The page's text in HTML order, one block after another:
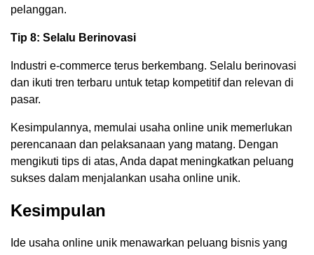
pelanggan.
Tip 8: Selalu Berinovasi
Industri e-commerce terus berkembang. Selalu berinovasi
dan ikuti tren terbaru untuk tetap kompetitif dan relevan di
pasar.
Kesimpulannya, memulai usaha online unik memerlukan
perencanaan dan pelaksanaan yang matang. Dengan
mengikuti tips di atas, Anda dapat meningkatkan peluang
sukses dalam menjalankan usaha online unik.
Kesimpulan
Ide usaha online unik menawarkan peluang bisnis yang